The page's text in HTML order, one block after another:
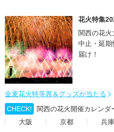
花火特集
関西の花火
中止・延期
届け！
金麦花火特等席＆グッズが当たる
CHECK!
関西の花火開催カレンダ
大阪
京都 兵庫